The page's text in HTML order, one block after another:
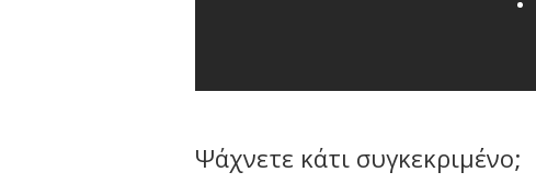
Ψάχνετε κάτι συγκεκριμένο;